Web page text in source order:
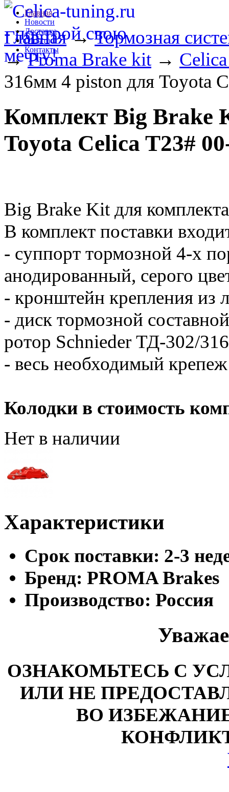
Главная
Новости
Доставка
Оплата
Контакты
Главная→Тормозная
→Proma Brake kit →
316мм 4 piston для Toyota
Комплект Big Brake
Toyota Celica T23#
Big Brake Kit для
В комплект поставки
- суппорт тормозной 4-х
анодированный, серого
- кронштейн крепления из
- диск тормозной
ротор Schnieder ТД-302/
- весь необходимый
Колодки в стоимость
Нет в наличии
Характеристики
Cрок поставки: 2-3
Бренд: PROMA Brakes
Производство: Россия
ОЗНАКОМЬТЕСЬ С
ИЛИ НЕ
ВО